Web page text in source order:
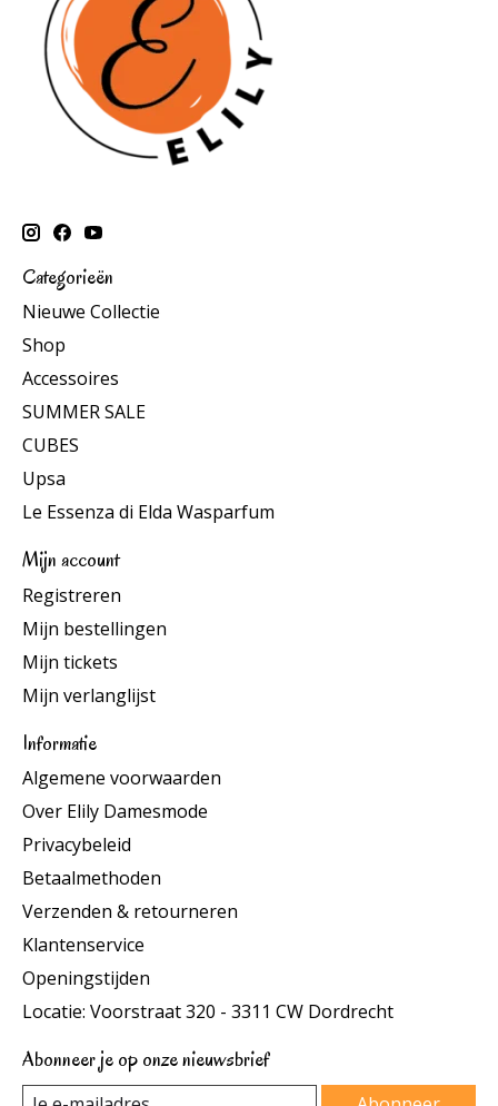
Categorieën
Nieuwe Collectie
Shop
Accessoires
SUMMER SALE
CUBES
Upsa
Le Essenza di Elda Wasparfum
Mijn account
Registreren
Mijn bestellingen
Mijn tickets
Mijn verlanglijst
Informatie
Algemene voorwaarden
Over Elily Damesmode
Privacybeleid
Betaalmethoden
Verzenden & retourneren
Klantenservice
Openingstijden
Locatie: Voorstraat 320 - 3311 CW Dordrecht
Abonneer je op onze nieuwsbrief